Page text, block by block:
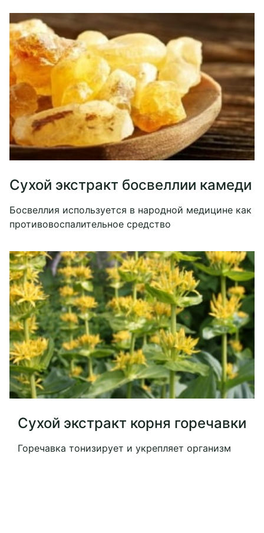
Сухой экстракт босвеллии камеди
Босвеллия используется в народной медицине как
противовоспалительное средство
Сухой экстракт корня горечавки
Горечавка тонизирует и укрепляет организм